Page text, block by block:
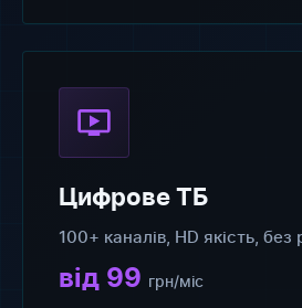
Цифрове ТБ
100+ каналів, HD якість, без
від 99 грн/міс